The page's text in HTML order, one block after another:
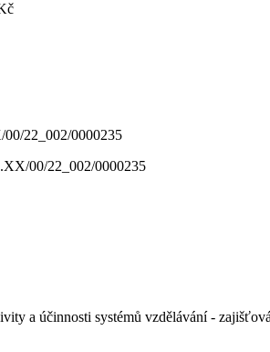
00/22_002/0000235
a účinnosti systémů vzdělávání -